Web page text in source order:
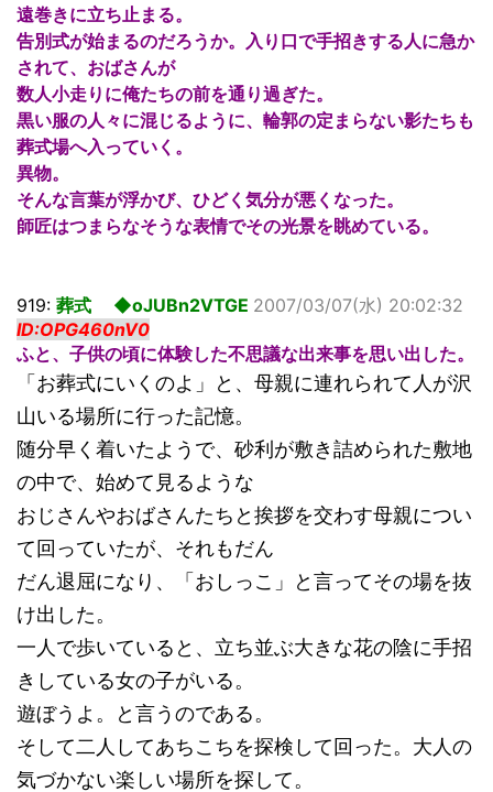
遠巻きに立ち止まる。
告別式が始まるのだろうか。入り口で手招きする人に急か
されて、おばさんが
数人小走りに俺たちの前を通り過ぎた。
黒い服の人々に混じるように、輪郭の定まらない影たちも
葬式場へ入っていく。
異物。
そんな言葉が浮かび、ひどく気分が悪くなった。
師匠はつまらなそうな表情でその光景を眺めている。
919: 葬式 ◆oJUBn2VTGE 2007/03/07(水) 20:02:32
ID:OPG460nV0
ふと、子供の頃に体験した不思議な出来事を思い出した。
「お葬式にいくのよ」と、母親に連れられて人が沢
山いる場所に行った記憶。
随分早く着いたようで、砂利が敷き詰められた敷地
の中で、始めて見るような
おじさんやおばさんたちと挨拶を交わす母親につい
て回っていたが、それもだん
だん退屈になり、「おしっこ」と言ってその場を抜
け出した。
一人で歩いていると、立ち並ぶ大きな花の陰に手招
きしている女の子がいる。
遊ぼうよ。と言うのである。
そして二人してあちこちを探検して回った。大人の
気づかない楽しい場所を探して。